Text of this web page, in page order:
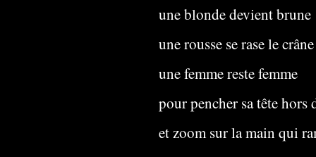
une blonde devient brune
une rousse se rase le crâne
une femme reste femme
pour pencher sa tête hors
et zoom sur la main qui